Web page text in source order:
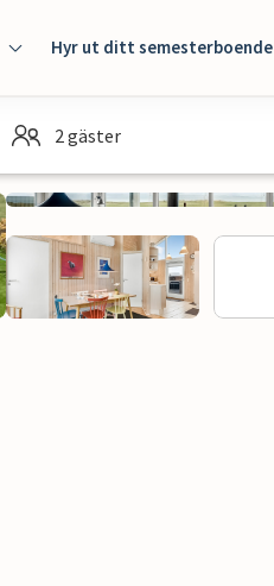
Hyr ut ditt semesterboende
2 gäster